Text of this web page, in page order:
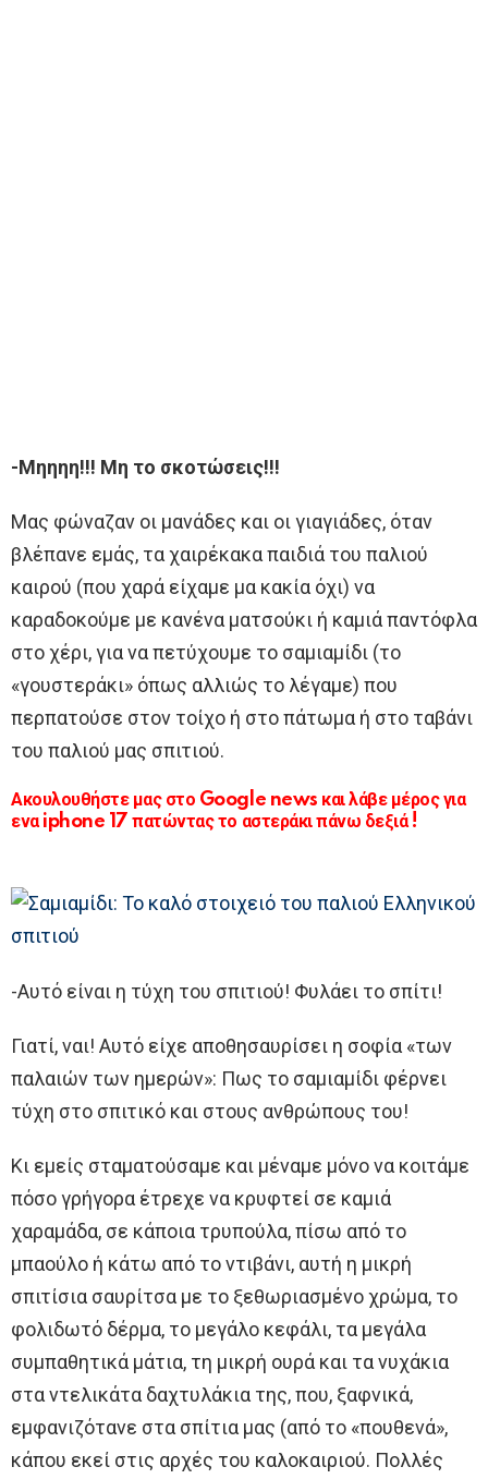
-Μηηηη!!! Μη το σκοτώσεις!!!
Μας φώναζαν οι μανάδες και οι γιαγιάδες, όταν
βλέπανε εμάς, τα χαιρέκακα παιδιά του παλιού
καιρού (που χαρά είχαμε μα κακία όχι) να
καραδοκούμε με κανένα ματσούκι ή καμιά παντόφλα
στο χέρι, για να πετύχουμε το σαμιαμίδι (το
«γουστεράκι» όπως αλλιώς το λέγαμε) που
περπατούσε στον τοίχο ή στο πάτωμα ή στο ταβάνι
του παλιού μας σπιτιού.
Ακουλουθήστε μας στο Google news και λάβε μέρος για
ενα iphone 17 πατώντας το αστεράκι πάνω δεξιά !
-Αυτό είναι η τύχη του σπιτιού! Φυλάει το σπίτι!
Γιατί, ναι! Αυτό είχε αποθησαυρίσει η σοφία «των
παλαιών των ημερών»: Πως το σαμιαμίδι φέρνει
τύχη στο σπιτικό και στους ανθρώπους του!
Κι εμείς σταματούσαμε και μέναμε μόνο να κοιτάμε
πόσο γρήγορα έτρεχε να κρυφτεί σε καμιά
χαραμάδα, σε κάποια τρυπούλα, πίσω από το
μπαούλο ή κάτω από το ντιβάνι, αυτή η μικρή
σπιτίσια σαυρίτσα με το ξεθωριασμένο χρώμα, το
φολιδωτό δέρμα, το μεγάλο κεφάλι, τα μεγάλα
συμπαθητικά μάτια, τη μικρή ουρά και τα νυχάκια
στα ντελικάτα δαχτυλάκια της, που, ξαφνικά,
εμφανιζότανε στα σπίτια μας (από το «πουθενά»,
κάπου εκεί στις αρχές του καλοκαιριού. Πολλές